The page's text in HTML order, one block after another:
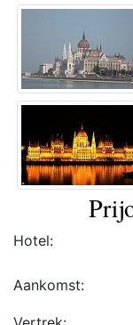
Hotel:
Aankomst: